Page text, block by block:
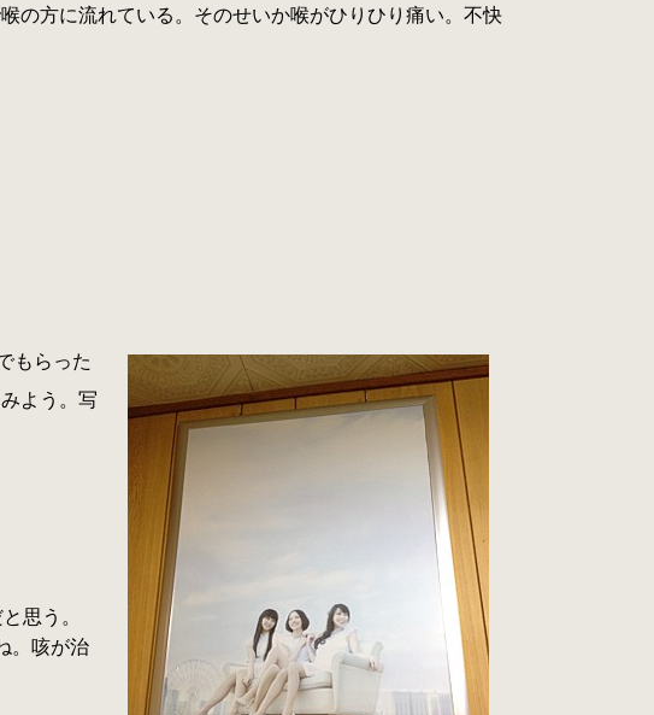
の方に流れている。そのせいか喉がひりひり痛い。不快
もらった
よう。写
思う。
。咳が治